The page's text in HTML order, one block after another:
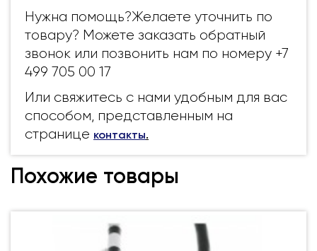
Нужна помощь?Желаете уточнить по
товару? Можете заказать обратный
звонок или позвонить нам по номеру +7
499 705 00 17
Или свяжитесь с нами удобным для вас
способом, представленным на
странице контакты.
Похожие товары